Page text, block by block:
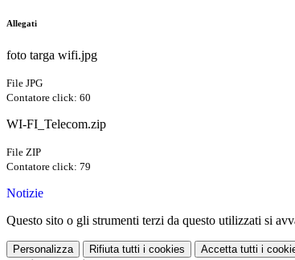
Allegati
foto targa wifi.jpg
File JPG
Contatore click: 60
WI-FI_Telecom.zip
File ZIP
Contatore click: 79
Notizie
Questo sito o gli strumenti terzi da questo utilizzati si
Personalizza Rifiuta tutti i cookies Accetta tutti i